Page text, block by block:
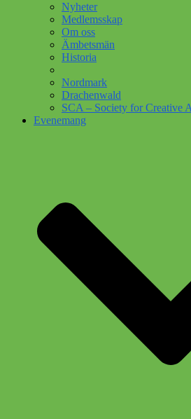
Nyheter
Medlemsskap
Om oss
Ämbetsmän
Historia
Nordmark
Drachenwald
SCA – Society for Creative
Evenemang